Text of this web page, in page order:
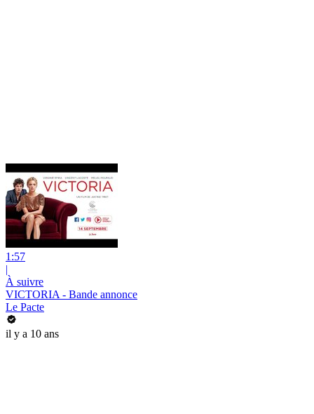
1:57
|
À suivre
VICTORIA - Bande annonce
Le Pacte
il y a 10 ans